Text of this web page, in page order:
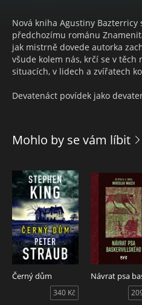
Nová kniha Agustiny Bazterricy
předchozímu románu
jak mistrně dovede autorka
všude kolem nás, krčí se v těch
situacích, v lidech a zvířatech
Devatenáct povídek jako
křížové cestě, na niž jsme
svíjejících se démonů a
každodennosti, na dřeň jazyka,
humoru.
Povídky svým vznikem
mrtvola a autorka je psala v
opravdu pestré – pestré v
Mohlo by se vám líbit
Černý dům
340 Kč